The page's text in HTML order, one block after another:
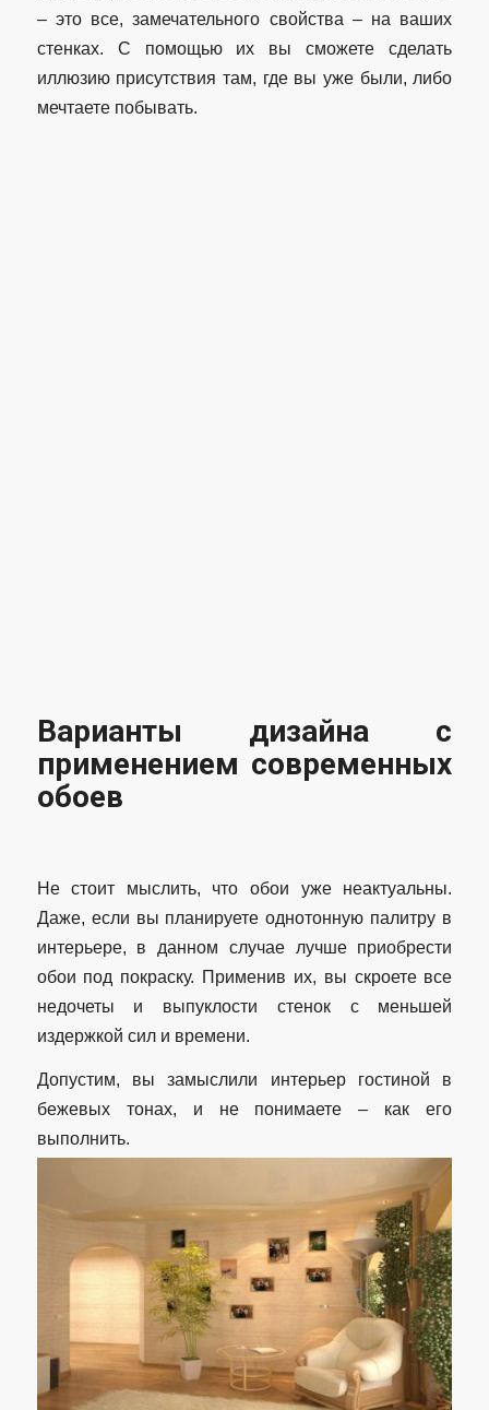
– это все, замечательного свойства – на ваших
стенках. С помощью их вы сможете сделать
иллюзию присутствия там, где вы уже были, либо
мечтаете побывать.
Варианты дизайна с
применением современных
обоев
Не стоит мыслить, что обои уже неактуальны.
Даже, если вы планируете однотонную палитру в
интерьере, в данном случае лучше приобрести
обои под покраску. Применив их, вы скроете все
недочеты и выпуклости стенок с меньшей
издержкой сил и времени.
Допустим, вы замыслили интерьер гостиной в
бежевых тонах, и не понимаете – как его
выполнить.